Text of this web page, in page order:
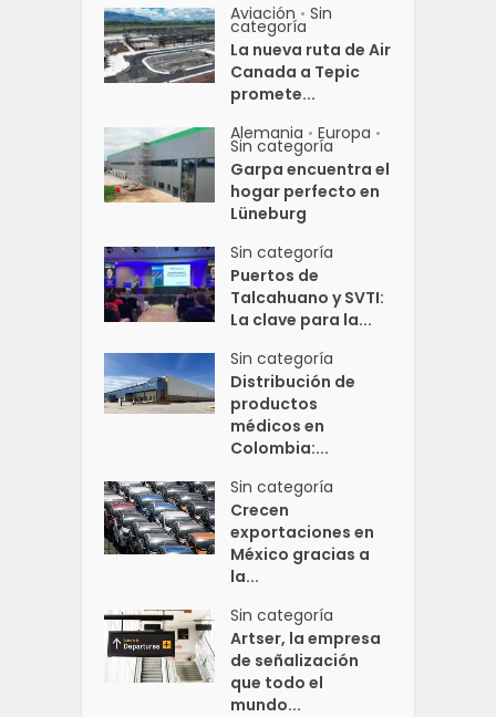
Aviación • Sin
categoría
La nueva ruta de Air
Canada a Tepic
promete...
Alemania • Europa •
Sin categoría
Garpa encuentra el
hogar perfecto en
Lüneburg
Sin categoría
Puertos de
Talcahuano y SVTI:
La clave para la...
Sin categoría
Distribución de
productos
médicos en
Colombia:...
Sin categoría
Crecen
exportaciones en
México gracias a
la...
Sin categoría
Artser, la empresa
de señalización
que todo el
mundo...